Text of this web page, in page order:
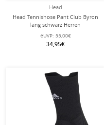
Head
Head Tennishose Pant Club Byron
lang schwarz Herren
eUVP: 55,00€
34,95€